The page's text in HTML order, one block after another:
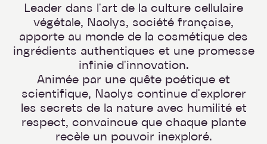
Leader dans l'art de la culture cellulaire
végétale, Naolys, société française,
apporte au monde de la cosmétique des
ingrédients authentiques et une promesse
infinie d'innovation.
Animée par une quête poétique et
scientifique, Naolys continue d'explorer
les secrets de la nature avec humilité et
respect, convaincue que chaque plante
recèle un pouvoir inexploré.